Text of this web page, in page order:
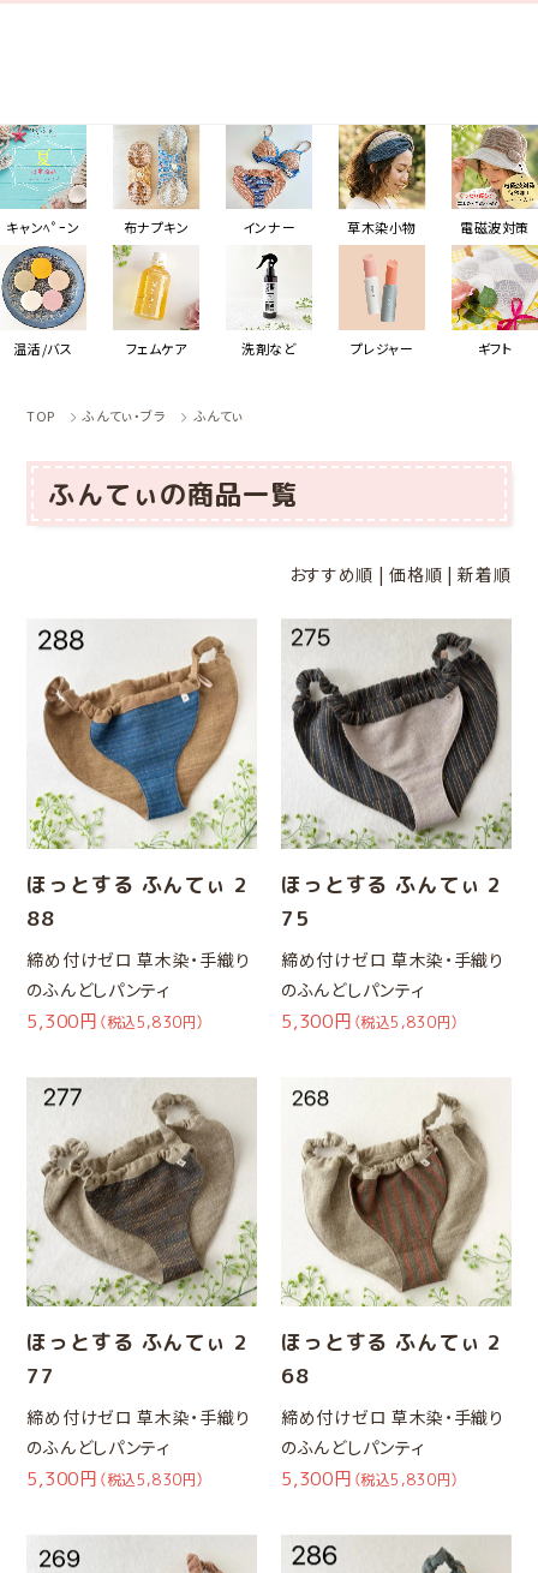
キャンﾍﾟｰン 布ナプキン インナー 草木染小物 電磁波対策
温活/バス フェムケア 洗剤など プレジャー ギフト
TOP ふんてぃ・ブラ ふんてぃ
ふんてぃの商品一覧
おすすめ順 |価格順 |新着順
ほっとする ふんてぃ 2
88
締め付けゼロ 草木染・手織り
のふんどしパンティ
5,300円 （税込5,830円）
ほっとする ふんてぃ 2
75
締め付けゼロ 草木染・手織り
のふんどしパンティ
5,300円 （税込5,830円）
ほっとする ふんてぃ 2
77
締め付けゼロ 草木染・手織り
のふんどしパンティ
5,300円 （税込5,830円）
ほっとする ふんてぃ 2
68
締め付けゼロ 草木染・手織り
のふんどしパンティ
5,300円 （税込5,830円）